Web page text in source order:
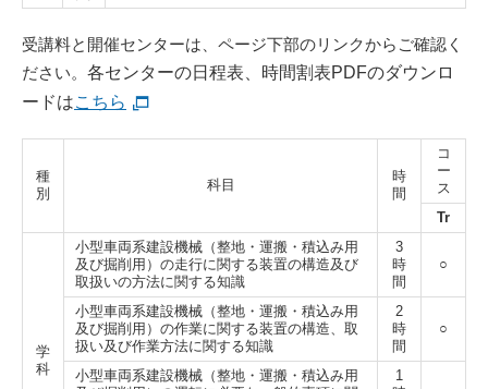
受講料と開催センターは、ページ下部のリンクからご確認く
ださい。 各センターの日程表、時間割表PDFのダウンロ
ードはこちら
種
別
科目
時
間
コ
ー
ス
Tr
学
科
小型車両系建設機械（整地・運搬・積込み用
及び掘削用）の走行に関する装置の構造及び
取扱いの方法に関する知識
3
時
間
○
小型車両系建設機械（整地・運搬・積込み用
及び掘削用）の作業に関する装置の構造、 取
扱い及び作業方法に関する知識
2
時
間
○
小型車両系建設機械（整地・運搬・積込み用
1